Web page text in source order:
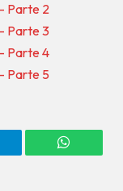
Parte 2
Parte 3
Parte 4
Parte 5